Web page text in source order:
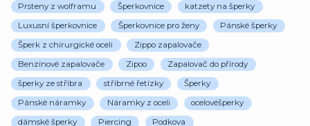
Prsteny z wolframu Šperkovnice katzety na šperky
Luxusní šperkovnice Šperkovnice pro ženy Pánské šperky
Šperk z chirurgické oceli Zippo zapalovače
Benzínové zapalovače Zipoo Zapalovač do přírody
šperky ze stříbra stříbrné řetízky Šperky
Pánské náramky Náramky z oceli ocelovéšperky
dámské šperky Piercing Podkova